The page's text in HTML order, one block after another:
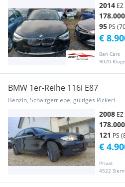
2014 EZ
178.000
95 PS
Ben Cars
9020
€
BMW 1er-Reihe 116i E87
Benzin, Schaltgetriebe, gültiges Pickerl
2008 EZ
178.000
121 PS
Privat
4522
€